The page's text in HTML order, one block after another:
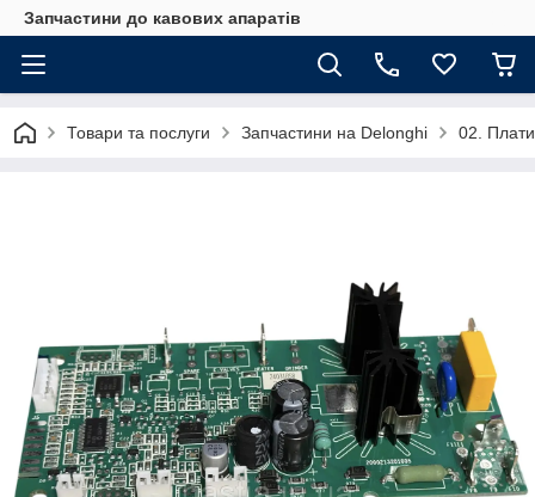
Запчастини до кавових апаратів
Товари та послуги Запчастини на Delonghi 02. Плати